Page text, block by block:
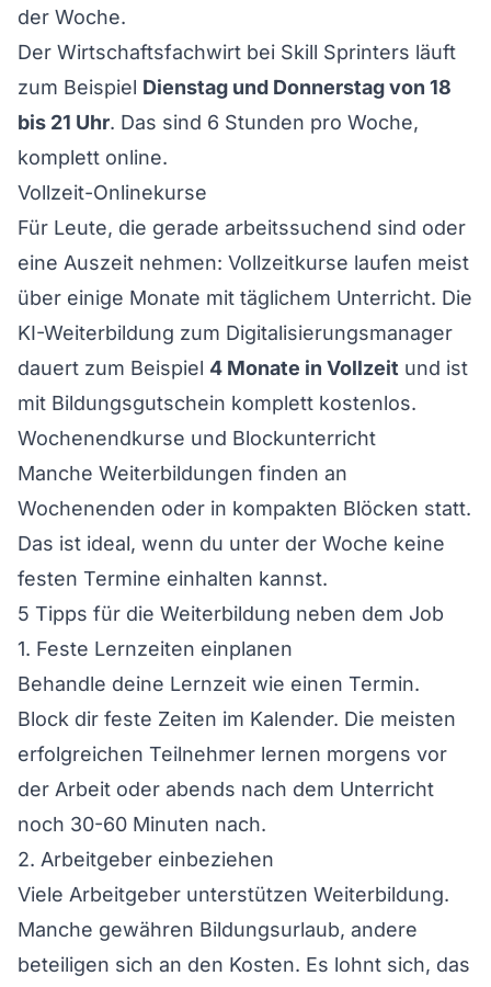
der Woche.
Der Wirtschaftsfachwirt bei Skill Sprinters läuft
zum Beispiel Dienstag und Donnerstag von 18
bis 21 Uhr. Das sind 6 Stunden pro Woche,
komplett online.
Vollzeit-Onlinekurse
Für Leute, die gerade arbeitssuchend sind oder
eine Auszeit nehmen: Vollzeitkurse laufen meist
über einige Monate mit täglichem Unterricht. Die
KI-Weiterbildung zum Digitalisierungsmanager
dauert zum Beispiel 4 Monate in Vollzeit und ist
mit Bildungsgutschein komplett kostenlos.
Wochenendkurse und Blockunterricht
Manche Weiterbildungen finden an
Wochenenden oder in kompakten Blöcken statt.
Das ist ideal, wenn du unter der Woche keine
festen Termine einhalten kannst.
5 Tipps für die Weiterbildung neben dem Job
1. Feste Lernzeiten einplanen
Behandle deine Lernzeit wie einen Termin.
Block dir feste Zeiten im Kalender. Die meisten
erfolgreichen Teilnehmer lernen morgens vor
der Arbeit oder abends nach dem Unterricht
noch 30-60 Minuten nach.
2. Arbeitgeber einbeziehen
Viele Arbeitgeber unterstützen Weiterbildung.
Manche gewähren Bildungsurlaub, andere
beteiligen sich an den Kosten. Es lohnt sich, das